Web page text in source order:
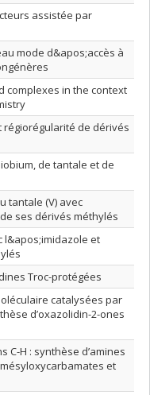
assistée par
mode d&apos;accès à
complexes in the context
régiorégularité de dérivés
de tantale et de
tantale (V) avec
ses dérivés méthylés
l&apos;imidazole et
Troc-protégées
catalysées par
d’oxazolidin-2-ones
C-H : synthèse d’amines
et